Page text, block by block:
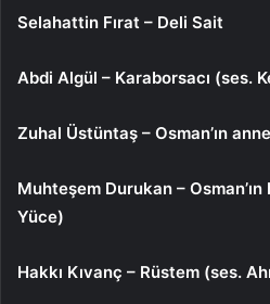
Selahattin Fırat – Deli Sait
Abdi Algül – Karaborsacı (ses.
Zuhal Üstüntaş – Osman’ın
Muhteşem Durukan –
Yüce)
Hakkı Kıvanç – Rüstem (ses.